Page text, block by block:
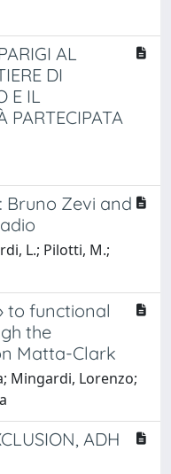
AL
DI
E IL
PARTECIPATA
Bruno Zevi and
L.; Pilotti, M.;
to functional
the
Matta-Clark
Mingardi, Lorenzo;
ADH